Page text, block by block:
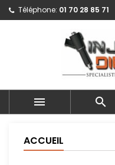
Téléphone: 01 70 28 85 71
 
ACCUEIL